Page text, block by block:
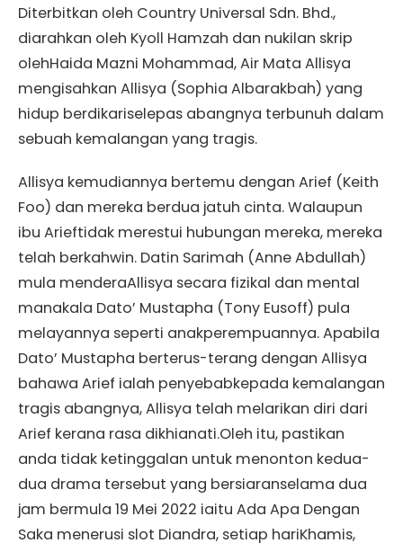
Diterbitkan oleh Country Universal Sdn. Bhd.,
diarahkan oleh Kyoll Hamzah dan nukilan skrip
olehHaida Mazni Mohammad, Air Mata Allisya
mengisahkan Allisya (Sophia Albarakbah) yang
hidup berdikariselepas abangnya terbunuh dalam
sebuah kemalangan yang tragis.
Allisya kemudiannya bertemu dengan Arief (Keith
Foo) dan mereka berdua jatuh cinta. Walaupun
ibu Arieftidak merestui hubungan mereka, mereka
telah berkahwin. Datin Sarimah (Anne Abdullah)
mula menderaAllisya secara fizikal dan mental
manakala Dato’ Mustapha (Tony Eusoff) pula
melayannya seperti anakperempuannya. Apabila
Dato’ Mustapha berterus-terang dengan Allisya
bahawa Arief ialah penyebabkepada kemalangan
tragis abangnya, Allisya telah melarikan diri dari
Arief kerana rasa dikhianati.Oleh itu, pastikan
anda tidak ketinggalan untuk menonton kedua-
dua drama tersebut yang bersiaranselama dua
jam bermula 19 Mei 2022 iaitu Ada Apa Dengan
Saka menerusi slot Diandra, setiap hariKhamis,